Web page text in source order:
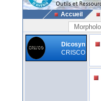
Accueil
Dicosyn
CRISCO